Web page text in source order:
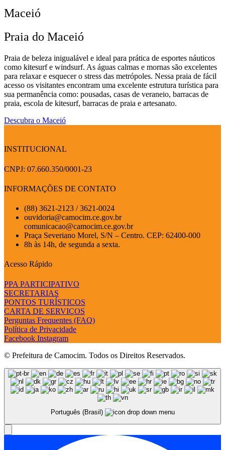
Maceió
Praia do Maceió
Praia de beleza inigualável e ideal para prática de esportes náuticos
como kitesurf e windsurf. As águas calmas e mornas são excelentes
para relaxar e esquecer o stress das metrópoles. Nessa praia de fácil
acesso os visitantes encontram uma excelente estrutura turística para
sua permanência como: pousadas, casas de veraneio, barracas de
praia, escola de kitesurf, barracas de praia e artesanato.
Descubra o Maceió
INSTITUCIONAL
CNPJ: 07.660.350/0001-23
INFORMAÇÕES DE CONTATO
(88) 3621-2123 / 3621-0024
ouvidoria@camocim.ce.gov.br
comunicacao@camocim.ce.gov.br
Praça Severiano Morel, S/N – Centro. CEP: 62400-000
8h às 14h, de segunda a sexta.
Acesso Rápido
PPA PARTICIPATIVO
SECRETARIAS
PONTOS TURÍSTICOS
CARTA DE SERVIÇOS
Perguntas Frequentes (FAQ)
Política de Privacidade
Facebook Instagram
© Prefeitura de Camocim. Todos os Direitos Reservados.
Português (Brasil)